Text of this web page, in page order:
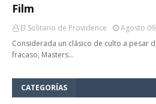
Film
El Solitario de Providence
Agosto
Considerada un clásico de culto a pesar
fracaso, Masters…
CATEGORÍAS